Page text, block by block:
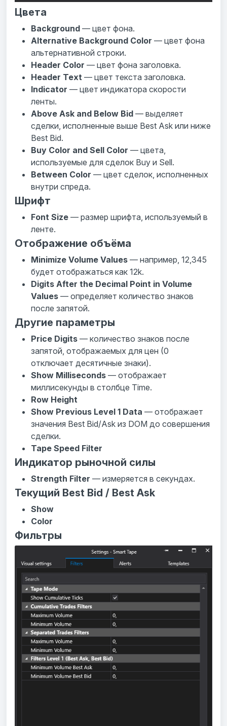
Цвета
Background — цвет фона.
Alternative Background Color — цвет фона
альтернативной строки.
Header Color — цвет фона заголовка.
Header Text — цвет текста заголовка.
Indicator — цвет индикатора скорости
ленты.
Above Ask and Below Bid — выделяет
сделки, исполненные выше Best Ask или ниже
Best Bid.
Buy Color and Sell Color — цвета,
используемые для сделок Buy и Sell.
Between Color — цвет сделок, исполненных
внутри спреда.
Шрифт
Font Size — размер шрифта, используемый в
ленте.
Отображение объёма
Minimize Volume Values — например, 12,345
будет отображаться как 12k.
Digits After the Decimal Point in Volume
Values — определяет количество знаков
после запятой.
Другие параметры
Price Digits — количество знаков после
запятой, отображаемых для цен (0
отключает десятичные знаки).
Show Milliseconds — отображает
миллисекунды в столбце Time.
Row Height
Show Previous Level 1 Data — отображает
значения Best Bid/Ask из DOM до совершения
сделки.
Tape Speed Filter
Индикатор рыночной силы
Strength Filter — измеряется в секундах.
Текущий Best Bid / Best Ask
Show
Color
Фильтры